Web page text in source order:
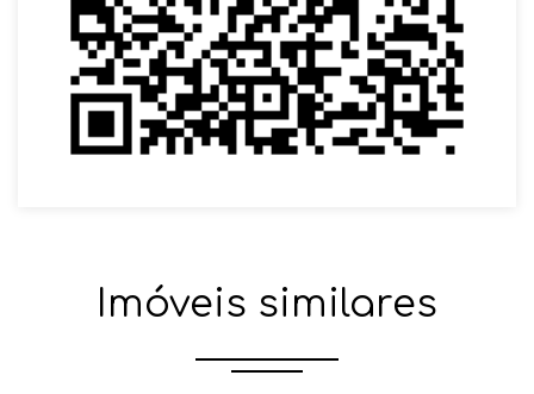
Imóveis similares